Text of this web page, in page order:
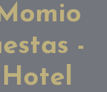
-